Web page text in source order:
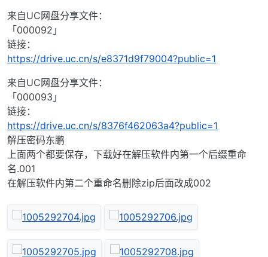
来自UC网盘分享文件：
「000092」
链接：
https://drive.uc.cn/s/e8371d9f79004?public=1
来自UC网盘分享文件：
「000093」
链接：
https://drive.uc.cn/s/8376f462063a4?public=1
解压密码东鹏
上面两个都要保存，下载好在解压软件内第一个后缀重命
名.001
在解压软件内第二个重命名删除zip后面改成002